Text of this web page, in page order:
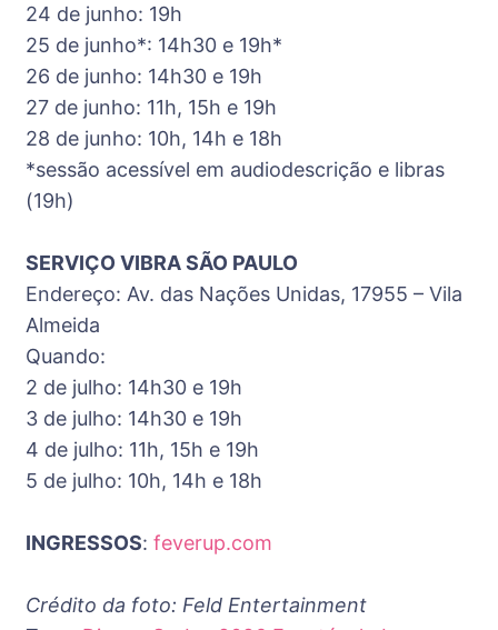
24 de junho: 19h
25 de junho*: 14h30 e 19h*
26 de junho: 14h30 e 19h
27 de junho: 11h, 15h e 19h
28 de junho: 10h, 14h e 18h
*sessão acessível em audiodescrição e libras
(19h)
SERVIÇO VIBRA SÃO PAULO
Endereço: Av. das Nações Unidas, 17955 – Vila
Almeida
Quando:
2 de julho: 14h30 e 19h
3 de julho: 14h30 e 19h
4 de julho: 11h, 15h e 19h
5 de julho: 10h, 14h e 18h
INGRESSOS: feverup.com
Crédito da foto: Feld Entertainment